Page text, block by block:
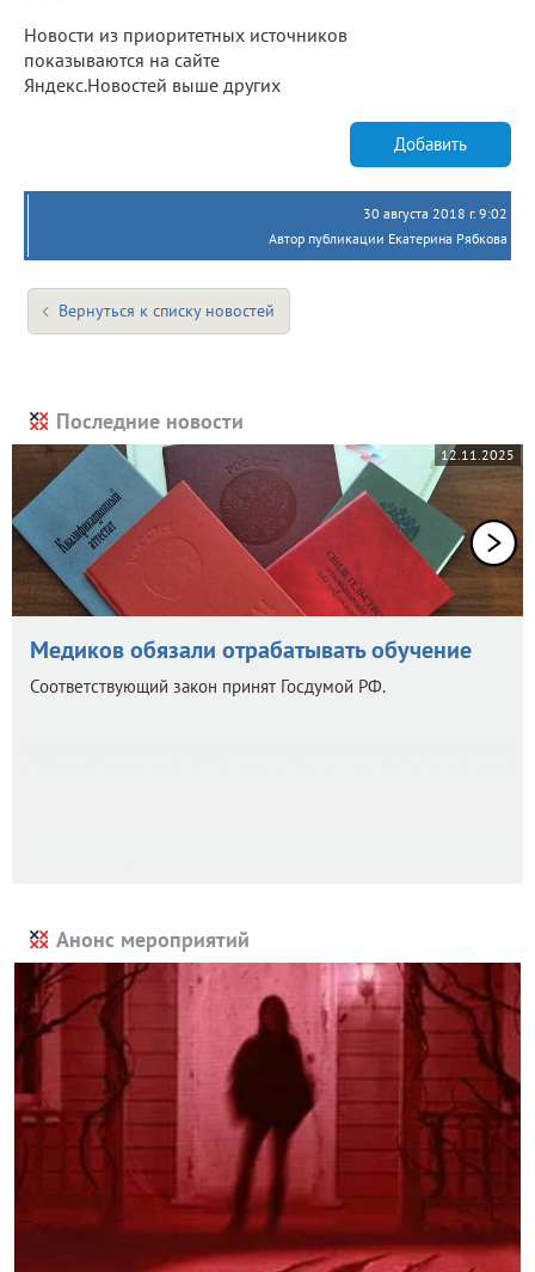
Новости из приоритетных источников
показываются на сайте
Яндекс.Новостей выше других
Добавить
30 августа 2018 г. 9:02
Автор публикации Екатерина Рябкова
Вернуться к списку новостей
Последние новости
12.11.2025
Медиков обязали отрабатывать обучение
Соответствующий закон принят Госдумой РФ.
Анонс мероприятий